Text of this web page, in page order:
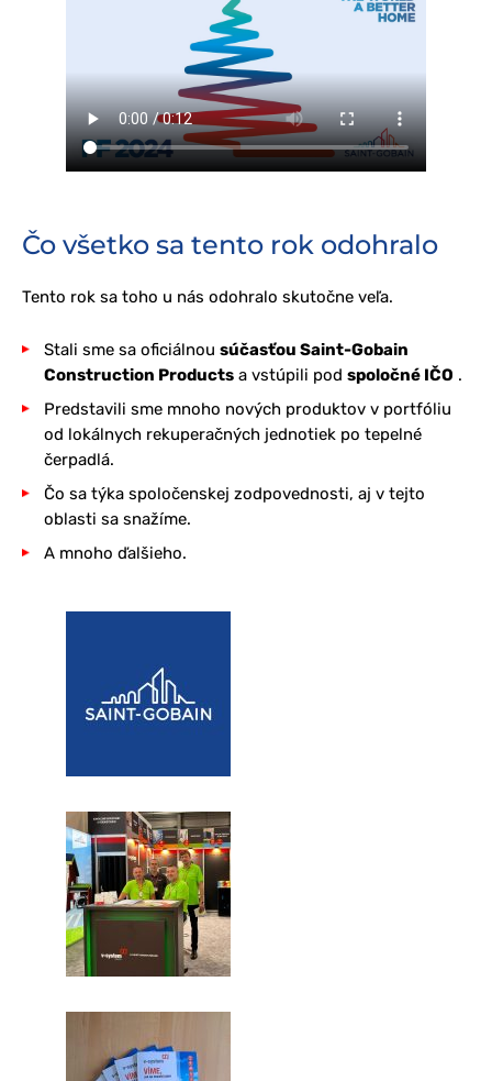
Čo všetko sa tento rok odohralo
Tento rok sa toho u nás odohralo skutočne veľa.
Stali sme sa oficiálnou súčasťou Saint-Gobain
Construction Products a vstúpili pod spoločné IČO .
Predstavili sme mnoho nových produktov v portfóliu
od lokálnych rekuperačných jednotiek po tepelné
čerpadlá.
Čo sa týka spoločenskej zodpovednosti, aj v tejto
oblasti sa snažíme.
A mnoho ďalšieho.